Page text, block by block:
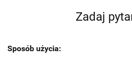
Zadaj
Sposób użycia: